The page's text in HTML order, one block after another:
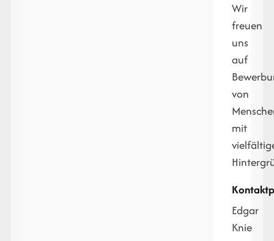
Wir
freuen
uns
auf
von
mit
Edgar
Knie